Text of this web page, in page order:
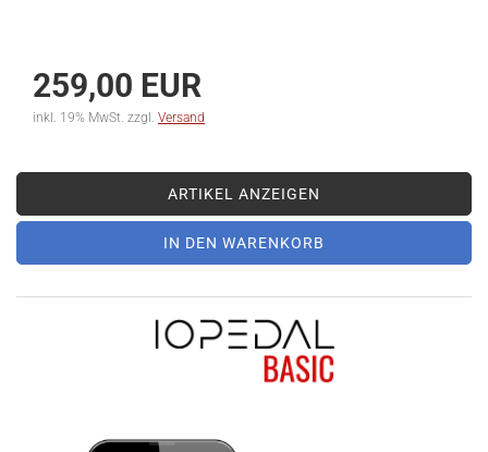
259,00 EUR
inkl. 19% MwSt. zzgl. Versand
ARTIKEL ANZEIGEN
IN DEN WARENKORB